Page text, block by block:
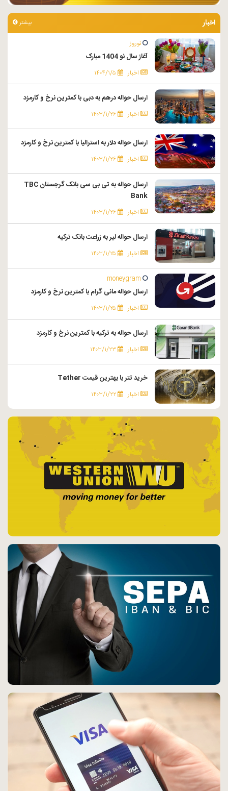
اخبار بیشتر
نوروز
آغاز سال نو 1404 مبارک
اخبار ۱۴۰۴/۱/۵
ارسال حواله درهم به دبی با کمترین نرخ و کارمزد
اخبار ۱۴۰۳/۱/۲۶
ارسال حواله دلار به استرالیا با کمترین نرخ و کارمزد
اخبار ۱۴۰۳/۱/۲۶
ارسال حواله به تی بی سی بانک گرجستان TBC
Bank
اخبار ۱۴۰۳/۱/۲۶
ارسال حواله لیر به زراعت بانک ترکیه
اخبار ۱۴۰۳/۱/۲۵
moneygram
ارسال حواله مانی گرام با کمترین نرخ و کارمزد
اخبار ۱۴۰۳/۱/۲۵
ارسال حواله به ترکیه با کمترین نرخ و کارمزد
اخبار ۱۴۰۳/۱/۲۳
خرید تتر با بهترین قیمت Tether
اخبار ۱۴۰۳/۱/۲۲